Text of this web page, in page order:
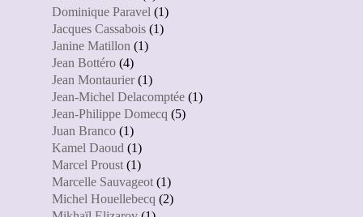
Dominique Paravel (1)
Jacques Cassabois (1)
Janine Matillon (1)
Jean Bottéro (4)
Jean Montaurier(1)
Jean-Michel Delacomptée (1)
Jean-Philippe Domecq (5)
Juan Branco (1)
Kamel Daoud (1)
Marcel Proust (1)
Marcelle Sauvageot (1)
Michel Houellebecq (2)